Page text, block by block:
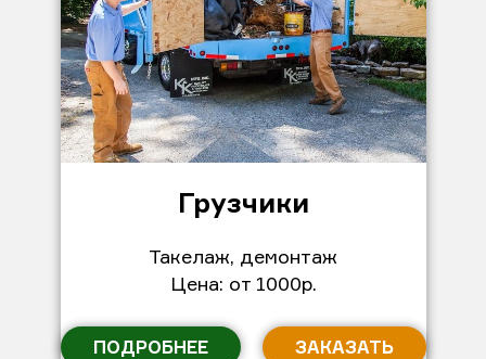
Грузчики
Такелаж, демонтаж
Цена: от 1000р.
ПОДРОБНЕЕ ЗАКАЗАТЬ